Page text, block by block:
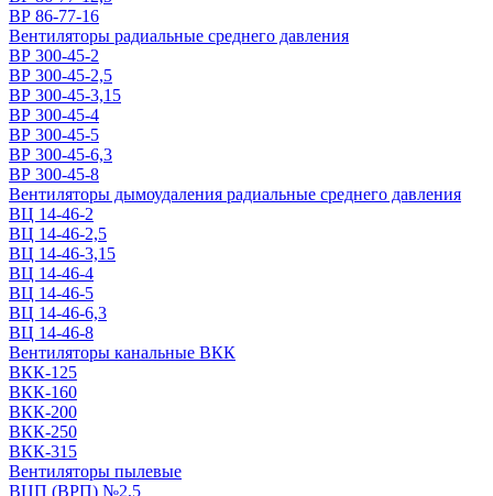
ВР 86-77-16
Вентиляторы радиальные среднего давления
ВР 300-45-2
ВР 300-45-2,5
ВР 300-45-3,15
ВР 300-45-4
ВР 300-45-5
ВР 300-45-6,3
ВР 300-45-8
Вентиляторы дымоудаления радиальные среднего давления
ВЦ 14-46-2
ВЦ 14-46-2,5
ВЦ 14-46-3,15
ВЦ 14-46-4
ВЦ 14-46-5
ВЦ 14-46-6,3
ВЦ 14-46-8
Вентиляторы канальные ВКК
ВКК-125
ВКК-160
ВКК-200
ВКК-250
ВКК-315
Вентиляторы пылевые
ВЦП (ВРП) №2,5